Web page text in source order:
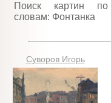
Поиск картин
словам: Фонтанка
Суворов Игорь